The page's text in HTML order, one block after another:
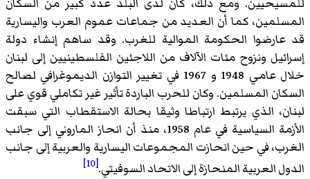
المسلمين، كما أن العديد من جماعات عموم العرب واليسارية
قد عارضوا الحكومة الموالية للغرب. وقد ساهم إنشاء دولة
إسرائيل ونزوح مئات الآلاف من اللاجئين الفلسطينيين إلى لبنان
خلال عامي 1948 و 1967 في تغيير التوازن الديموغرافي لصالح
السكان المسلمين. وكان للحرب الباردة تأثير غير تكاملي قوي على
لبنان، الذي يرتبط ارتباطا وثيقا بحالة الاستقطاب التي سبقت
الأزمة السياسية في عام 1958، منذ أن انحاز الماروني إلى جانب
الغرب، في حين انحازت المجموعات اليسارية والعربية إلى جانب
الدول العربية المنحازة إلى الاتحاد السوفيتي.[10]